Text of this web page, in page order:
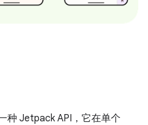
种 Jetpack API，它在单个